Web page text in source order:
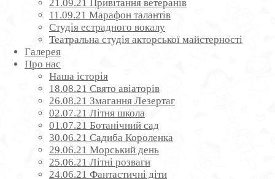
21.09.21 Привітання ветеранів
11.09.21 Марафон талантів
Студія естрадного вокалу
Театральна студія акторської майстерності
Галерея
Про нас
Наша історія
18.08.21 Свято авіаторів
26.08.21 Змагання Лезертаг
02.07.21 Літня школа
01.07.21 Ботанічний сад
30.06.21 Садиба Короленка
29.06.21 Морський день
25.06.21 Літні розваги
24.06.21 Фантастичні діти